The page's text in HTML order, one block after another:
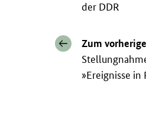
der DDR
Zum
»Ereignisse in